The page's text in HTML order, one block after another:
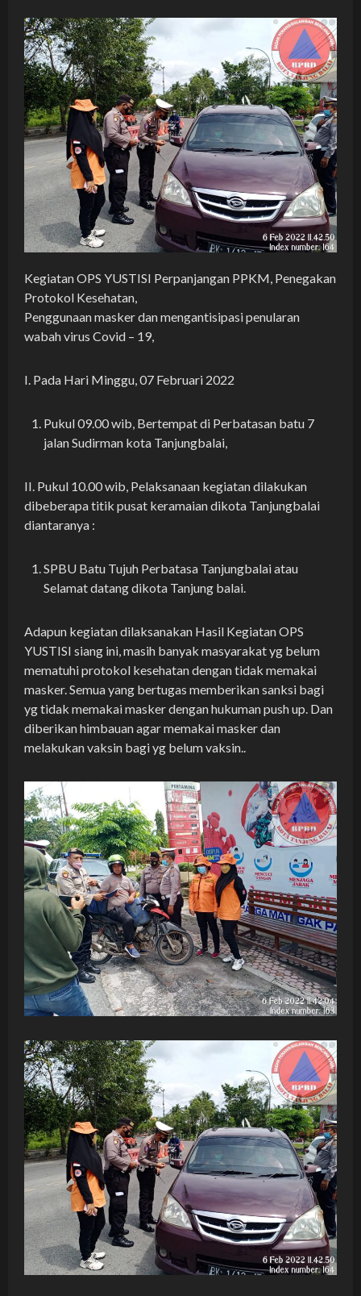
Kegiatan OPS YUSTISI Perpanjangan PPKM, Penegakan
Protokol Kesehatan,
Penggunaan masker dan mengantisipasi penularan
wabah virus Covid – 19,
I. Pada Hari Minggu, 07 Februari 2022
Pukul 09.00 wib, Bertempat di Perbatasan batu 7
jalan Sudirman kota Tanjungbalai,
II. Pukul 10.00 wib, Pelaksanaan kegiatan dilakukan
dibeberapa titik pusat keramaian dikota Tanjungbalai
diantaranya :
SPBU Batu Tujuh Perbatasa Tanjungbalai atau
Selamat datang dikota Tanjung balai.
Adapun kegiatan dilaksanakan Hasil Kegiatan OPS
YUSTISI siang ini, masih banyak masyarakat yg belum
mematuhi protokol kesehatan dengan tidak memakai
masker. Semua yang bertugas memberikan sanksi bagi
yg tidak memakai masker dengan hukuman push up. Dan
diberikan himbauan agar memakai masker dan
melakukan vaksin bagi yg belum vaksin..